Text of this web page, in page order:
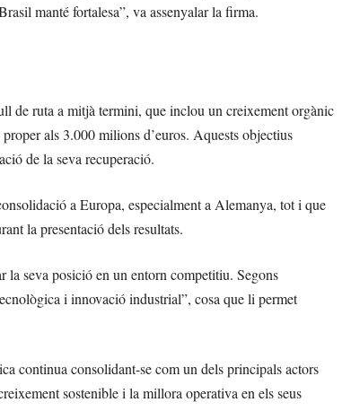
manté fortalesa”, va assenyalar la firma.
de ruta a mitjà termini, que inclou un creixement orgànic
als 3.000 milions d’euros. Aquests objectius
de la seva recuperació.
a Europa, especialment a Alemanya, tot i que
la presentació dels resultats.
la seva posició en un entorn competitiu. Segons
i innovació industrial”, cosa que li permet
continua consolidant-se com un dels principals actors
sostenible i la millora operativa en els seus